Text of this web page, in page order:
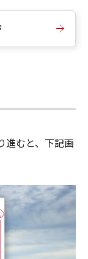
進むと、下記画